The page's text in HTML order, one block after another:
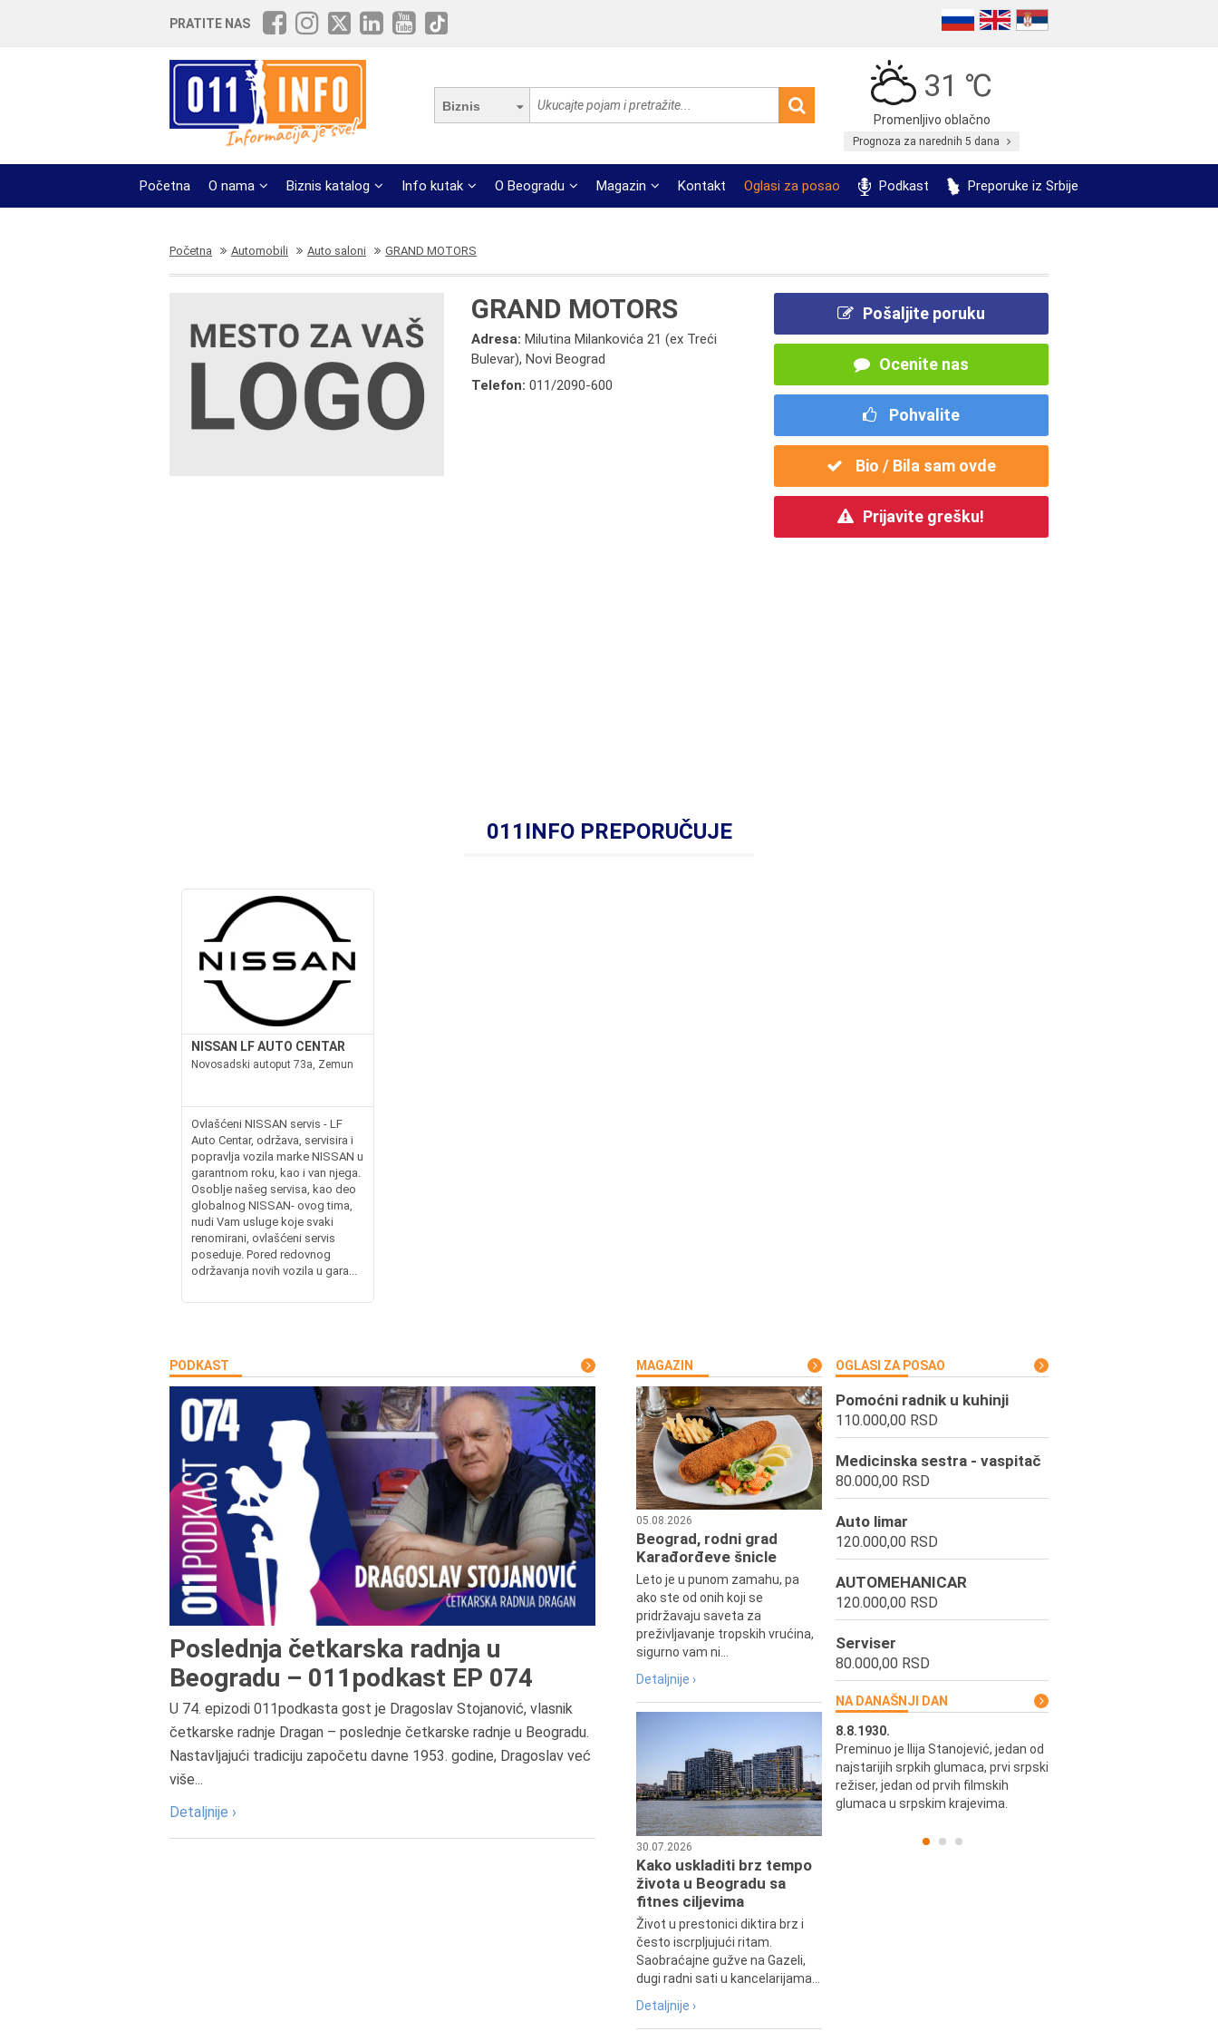
PRATITE NAS
Biznis
31 ℃
Promenljivo oblačno
Prognoza za narednih 5 dana
Početna O nama Biznis katalog Info kutak O Beogradu Magazin Kontakt Oglasi za posao Podkast Preporuke iz Srbije
Početna Automobili Auto saloni GRAND MOTORS
GRAND MOTORS
Adresa:Milutina Milankovića 21 (ex Treći
Bulevar), Novi Beograd
Telefon:011/2090-600
Pošaljite poruku
Ocenite nas
Pohvalite
Bio / Bila sam ovde
Prijavite grešku!
011INFO PREPORUČUJE
NISSAN LF AUTO CENTAR
Novosadski autoput 73a, Zemun
Ovlašćeni NISSAN servis - LF
Auto Centar, održava, servisira i
popravlja vozila marke NISSAN u
garantnom roku, kao i van njega.
Osoblje našeg servisa, kao deo
globalnog NISSAN- ovog tima,
nudi Vam usluge koje svaki
renomirani, ovlašćeni servis
poseduje. Pored redovnog
održavanja novih vozila u gara...
PODKAST
Poslednja četkarska radnja u
Beogradu – 011podkast EP 074
U 74. epizodi 011podkasta gost je Dragoslav Stojanović, vlasnik
četkarske radnje Dragan – poslednje četkarske radnje u Beogradu.
Nastavljajući tradiciju započetu davne 1953. godine, Dragoslav već
više...
Detaljnije ›
MAGAZIN
05.08.2026
Beograd, rodni grad
Karađorđeve šnicle
Leto je u punom zamahu, pa
ako ste od onih koji se
pridržavaju saveta za
preživljavanje tropskih vrućina,
sigurno vam ni...
Detaljnije ›
30.07.2026
Kako uskladiti brz tempo
života u Beogradu sa
fitnes ciljevima
Život u prestonici diktira brz i
često iscrpljujući ritam.
Saobraćajne gužve na Gazeli,
dugi radni sati u kancelarijama...
Detaljnije ›
OGLASI ZA POSAO
Pomoćni radnik u kuhinji
110.000,00 RSD
Medicinska sestra - vaspitač
80.000,00 RSD
Auto limar
120.000,00 RSD
AUTOMEHANICAR
120.000,00 RSD
Serviser
80.000,00 RSD
NA DANAŠNJI DAN
Preminuo je Dejan Kosanović,
istoričar filma, filmski reditelj,
profesor i dekan Fakulteta dramskih
umetnosti u Beogradu.
8.8.1930.
Preminuo je Ilija Stanojević, jedan od
najstarijih srpkih glumaca, prvi srpski
režiser, jedan od prvih filmskih
glumaca u srpskim krajevima.